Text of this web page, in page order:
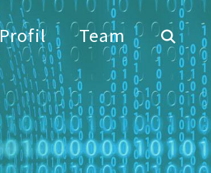
Profil Team